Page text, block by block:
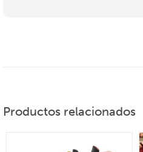
Productos relacionados